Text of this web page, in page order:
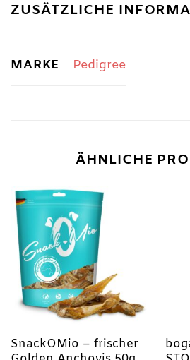
ZUSÄTZLICHE
MARKE Pedigree
ÄHNLICHE
SnackOMio – frischer